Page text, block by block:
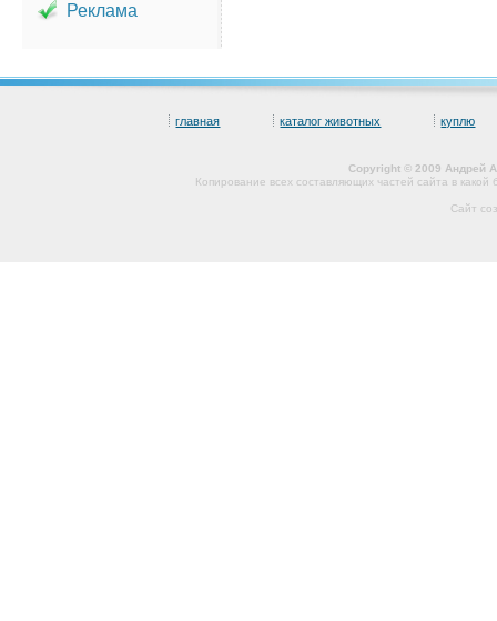
Реклама
главная каталог животных куплю
Copyright © 2009 Андрей
Копирование всех составляющих частей сайта в
Сайт